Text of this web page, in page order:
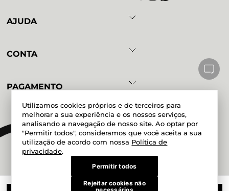
Utilizamos cookies próprios e de terceiros para
melhorar a sua experiência e os nossos serviços,
analisando a navegação de nosso site. Ao optar por
"Permitir todos", consideramos que você aceita a sua
utilização de acordo com nossa Política de
privacidade.
Permitir todos
Rejeitar cookies não
AJUDA
CONTA
PAGAMENTO
Magazine Mundial Ltda. CNPJ
Powered by Developed by